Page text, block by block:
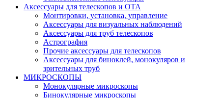
Аксессуары для телескопов и ОТА
Монтировки, установка, управление
Аксессуары для визуальных наблюдений
Аксессуары для труб телескопов
Астрография
Прочие аксессуары для телескопов
Аксессуары для биноклей, монокуляров и
зрительных труб
МИКРОСКОПЫ
Монокулярные микроскопы
Бинокулярные микроскопы